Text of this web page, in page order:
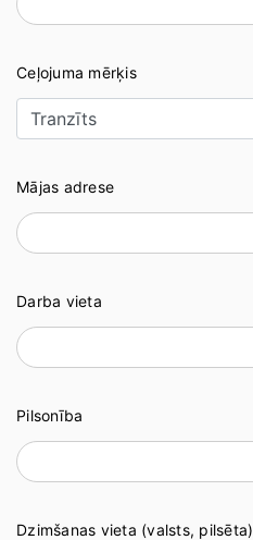
Ceļojuma mērķis
Mājas adrese
Darba vieta
Pilsonība
Dzimšanas vieta (valsts, pilsēta)